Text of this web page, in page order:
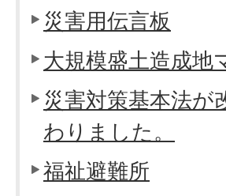
災害用伝言板
大規模盛土造成地
災害対策基本法が
わりました。
福祉避難所